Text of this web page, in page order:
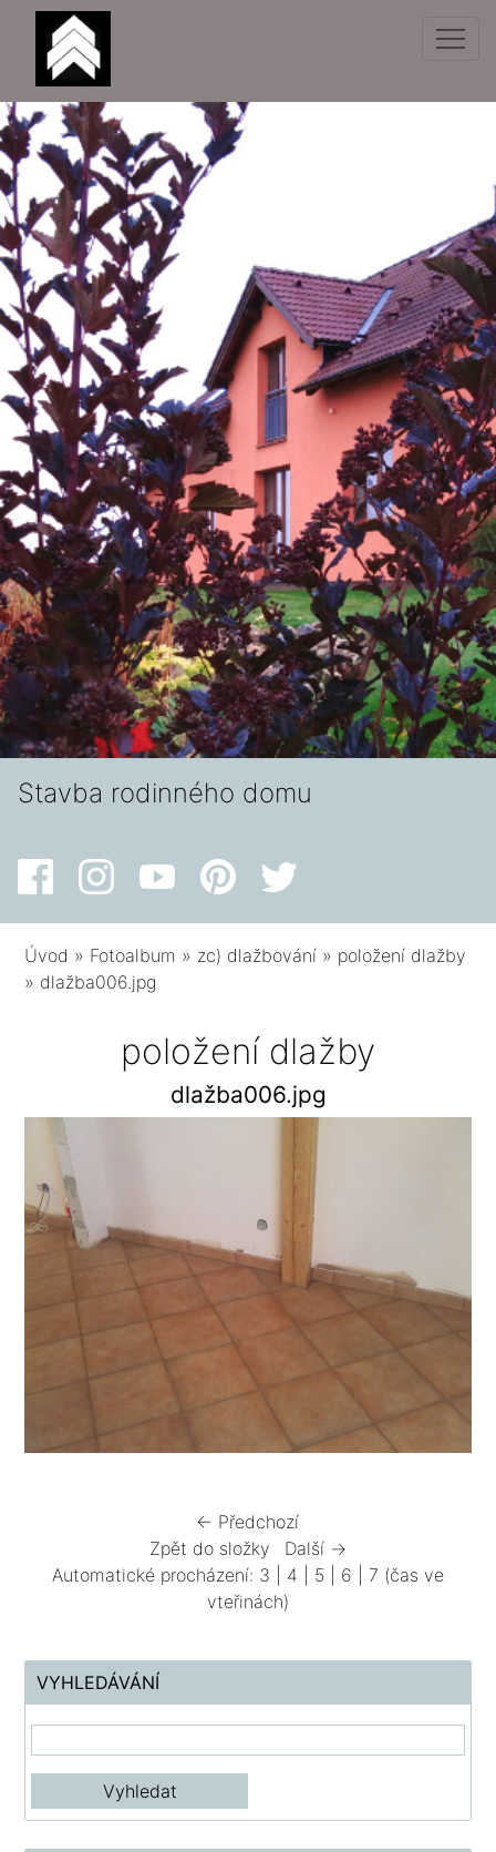
Stavba rodinného domu
Úvod » Fotoalbum » zc) dlažbování » položení dlažby
» dlažba006.jpg
položení dlažby
dlažba006.jpg
← Předchozí
Zpět do složky
Další →
Automatické procházení: 3 4 5 6 7 (čas ve
vteřinách)
VYHLEDÁVÁNÍ